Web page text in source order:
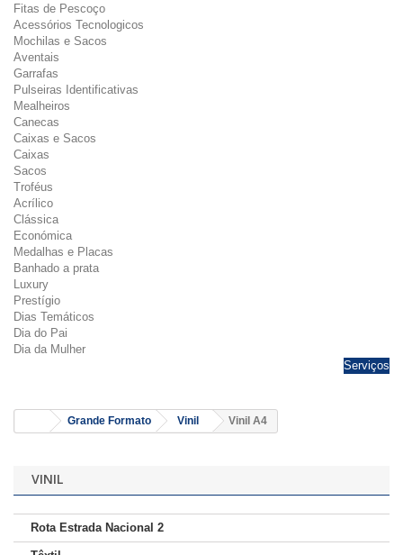
Fitas de Pescoço
Acessórios Tecnologicos
Mochilas e Sacos
Aventais
Garrafas
Pulseiras Identificativas
Mealheiros
Canecas
Caixas e Sacos
Caixas
Sacos
Troféus
Acrílico
Clássica
Económica
Medalhas e Placas
Banhado a prata
Luxury
Prestígio
Dias Temáticos
Dia do Pai
Dia da Mulher
Serviços
Grande Formato Vinil Vinil A4
VINIL
Rota Estrada Nacional 2